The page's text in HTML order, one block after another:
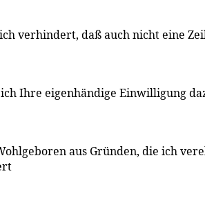
verhindert, daß auch nicht eine
Ihre eigenhändige Einwilligung
aus Gründen, die ich